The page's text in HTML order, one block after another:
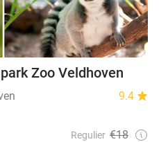
Zoo Veldhoven
9.4
Regulier €18